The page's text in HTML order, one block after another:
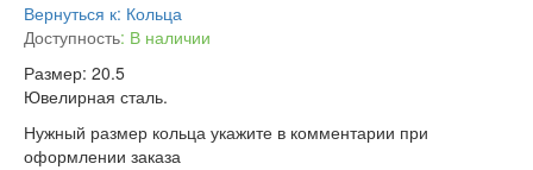
Вернуться к: Кольца
Доступность: В наличии
Размер: 20.5
Ювелирная сталь.
Нужный размер кольца укажите в комментарии при
оформлении заказа